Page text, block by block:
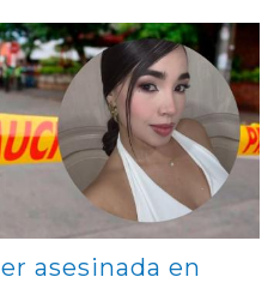
asesinada en